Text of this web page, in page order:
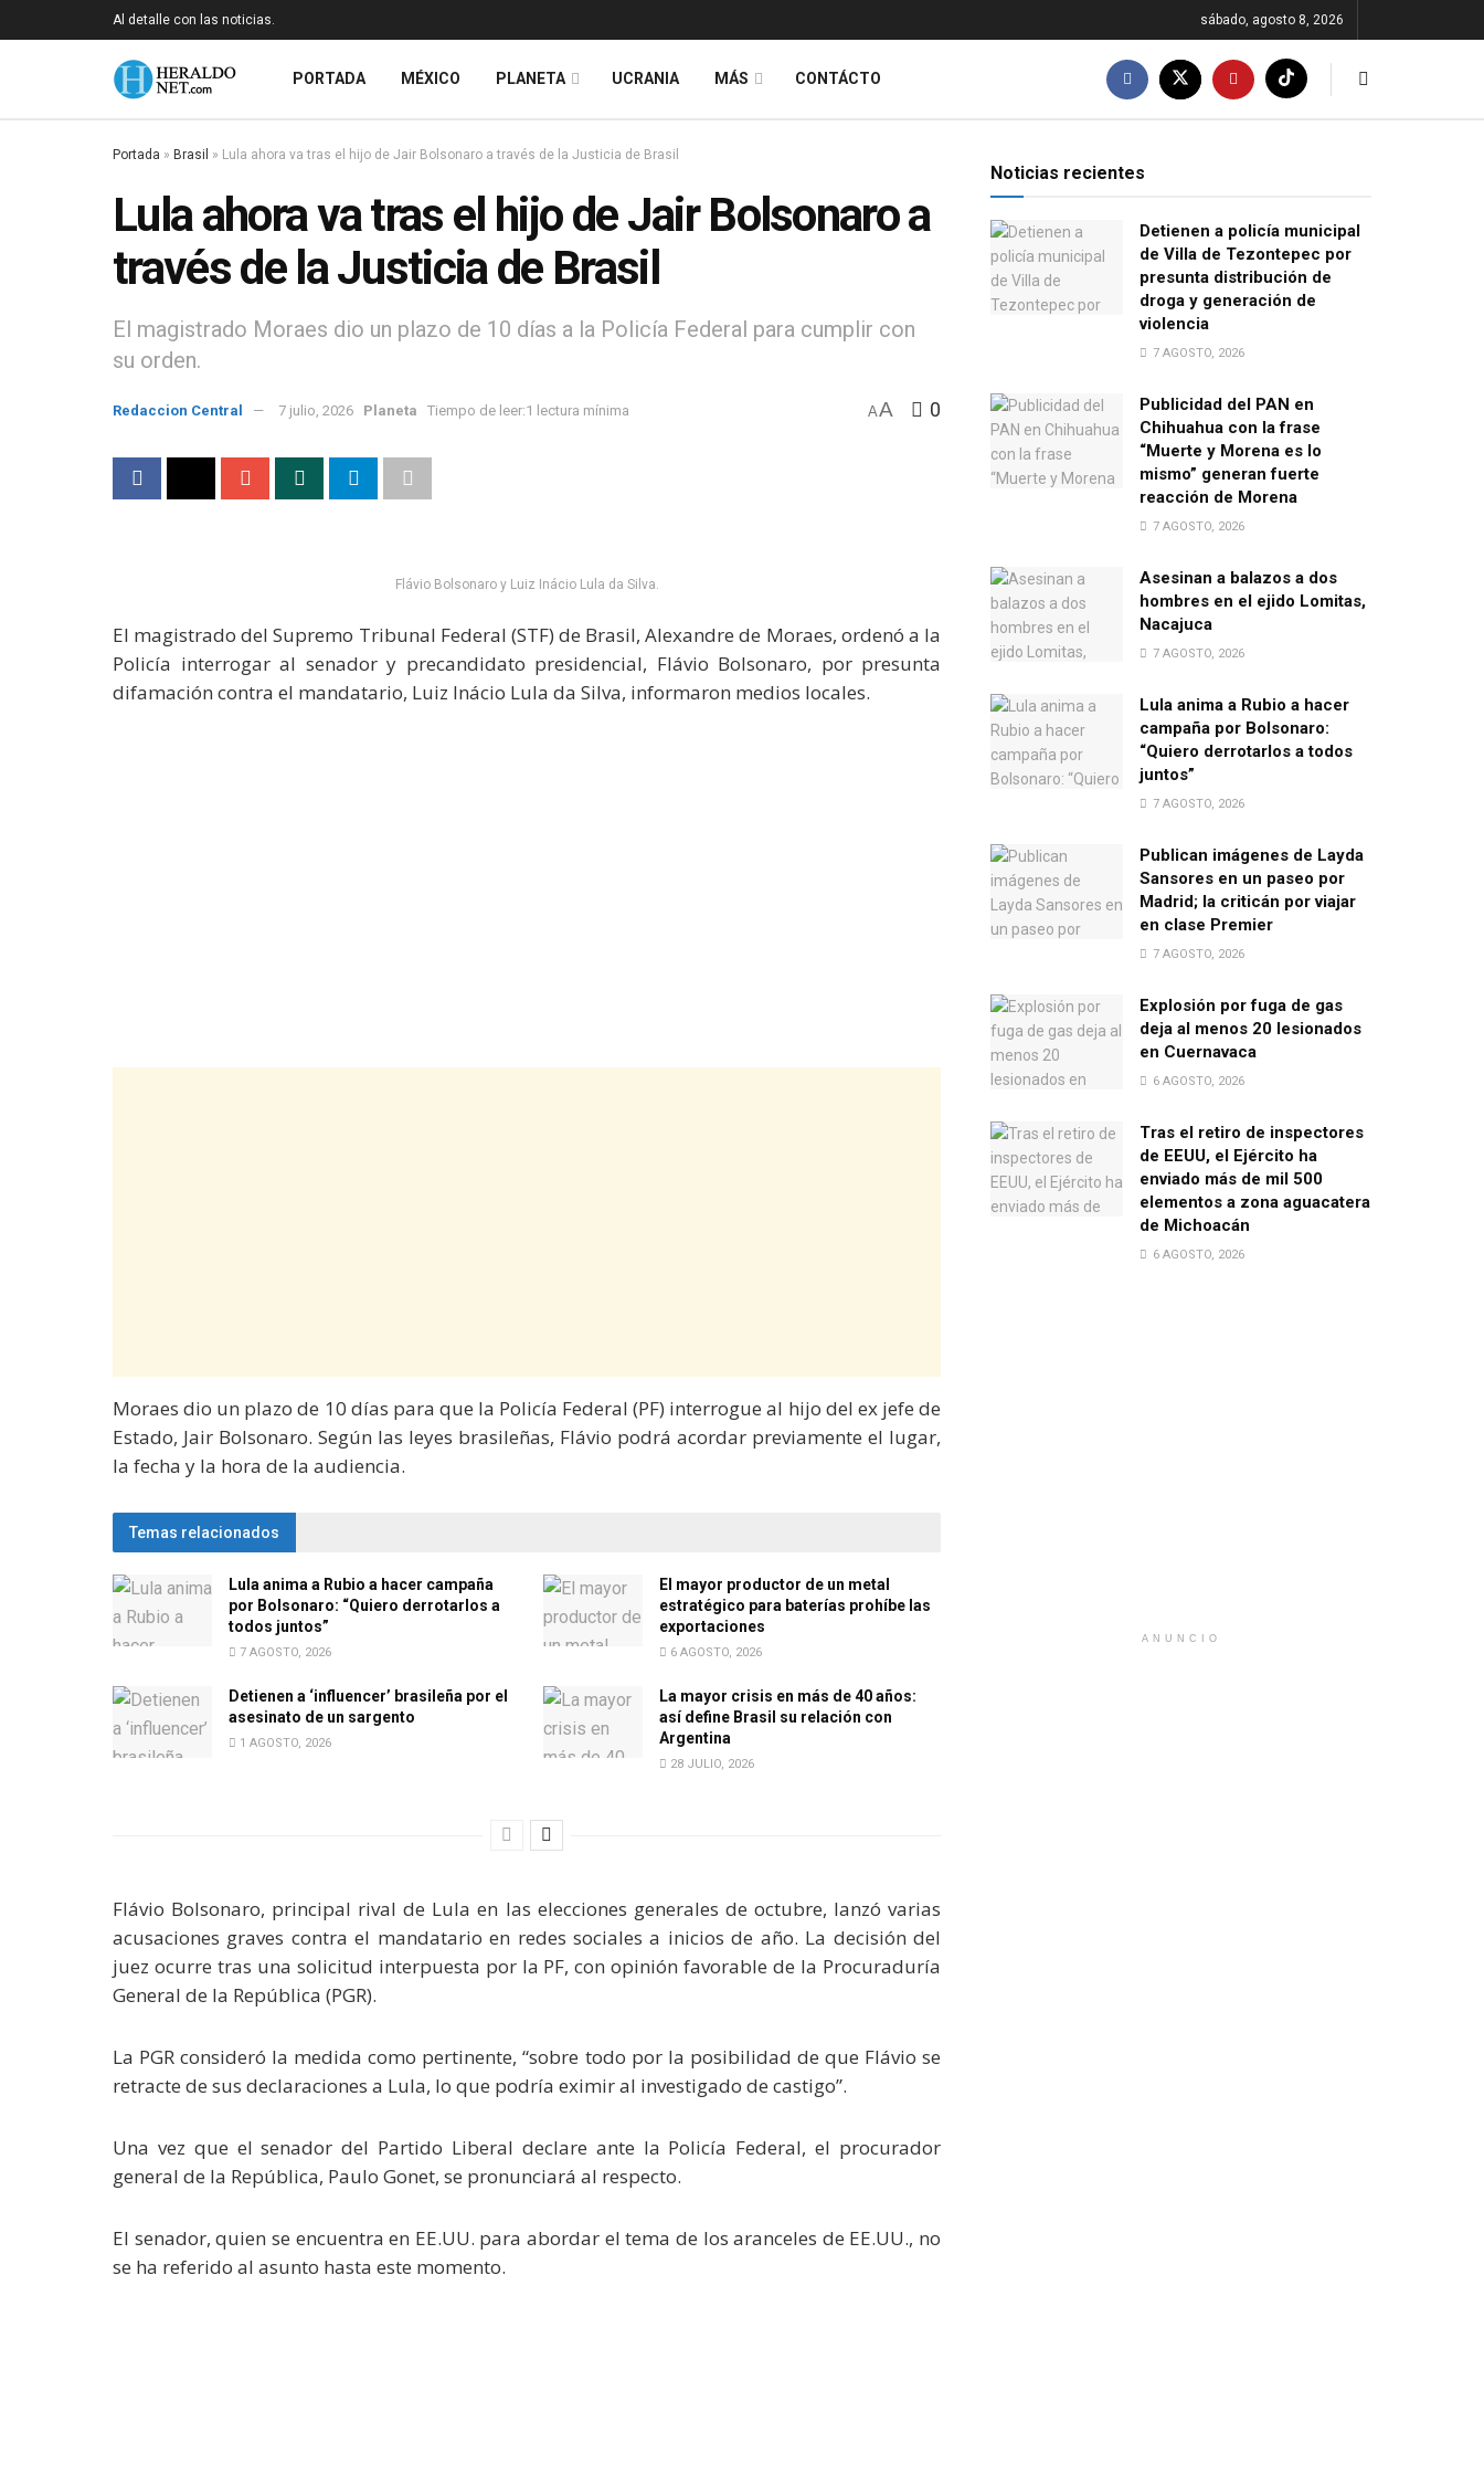
Al detalle con las noticias. sábado, agosto 8, 2026
PORTADA MÉXICO PLANETA UCRANIA MÁS CONTÁCTO
Portada » Brasil » Lula ahora va tras el hijo de Jair Bolsonaro a través de la Justicia de Brasil
Lula ahora va tras el hijo de Jair Bolsonaro a
través de la Justicia de Brasil
El magistrado Moraes dio un plazo de 10 días a la Policía Federal para cumplir con
su orden.
Redaccion Central 7 julio, 2026 Planeta Tiempo de leer:1 lectura mínima AA 0
Flávio Bolsonaro y Luiz Inácio Lula da Silva.
El magistrado del Supremo Tribunal Federal (STF) de Brasil, Alexandre de Moraes, ordenó a la
Policía interrogar al senador y precandidato presidencial, Flávio Bolsonaro, por presunta
difamación contra el mandatario, Luiz Inácio Lula da Silva, informaron medios locales.
Moraes dio un plazo de 10 días para que la Policía Federal (PF) interrogue al hijo del ex jefe de
Estado, Jair Bolsonaro. Según las leyes brasileñas, Flávio podrá acordar previamente el lugar,
la fecha y la hora de la audiencia.
Temas relacionados
Lula anima a Rubio a hacer campaña
por Bolsonaro: “Quiero derrotarlos a
todos juntos”
7 AGOSTO, 2026
El mayor productor de un metal
estratégico para baterías prohíbe las
exportaciones
6 AGOSTO, 2026
Detienen a ‘influencer’ brasileña por el
asesinato de un sargento
1 AGOSTO, 2026
La mayor crisis en más de 40 años:
así define Brasil su relación con
Argentina
28 JULIO, 2026
Flávio Bolsonaro, principal rival de Lula en las elecciones generales de octubre, lanzó varias
acusaciones graves contra el mandatario en redes sociales a inicios de año. La decisión del
juez ocurre tras una solicitud interpuesta por la PF, con opinión favorable de la Procuraduría
General de la República (PGR).
La PGR consideró la medida como pertinente, “sobre todo por la posibilidad de que Flávio se
retracte de sus declaraciones a Lula, lo que podría eximir al investigado de castigo”.
Una vez que el senador del Partido Liberal declare ante la Policía Federal, el procurador
general de la República, Paulo Gonet, se pronunciará al respecto.
El senador, quien se encuentra en EE.UU. para abordar el tema de los aranceles de EE.UU., no
se ha referido al asunto hasta este momento.
Noticias recientes
Detienen a policía municipal
de Villa de Tezontepec por
presunta distribución de
droga y generación de
violencia
7 AGOSTO, 2026
Publicidad del PAN en
Chihuahua con la frase
“Muerte y Morena es lo
mismo” generan fuerte
reacción de Morena
7 AGOSTO, 2026
Asesinan a balazos a dos
hombres en el ejido Lomitas,
Nacajuca
7 AGOSTO, 2026
Lula anima a Rubio a hacer
campaña por Bolsonaro:
“Quiero derrotarlos a todos
juntos”
7 AGOSTO, 2026
Publican imágenes de Layda
Sansores en un paseo por
Madrid; la criticán por viajar
en clase Premier
7 AGOSTO, 2026
Explosión por fuga de gas
deja al menos 20 lesionados
en Cuernavaca
6 AGOSTO, 2026
Tras el retiro de inspectores
de EEUU, el Ejército ha
enviado más de mil 500
elementos a zona aguacatera
de Michoacán
6 AGOSTO, 2026
ANUNCIO